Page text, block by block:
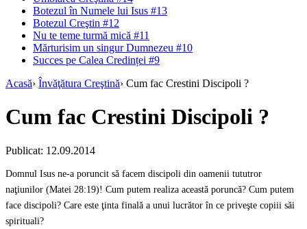
Botezul în Numele lui Isus #13
Botezul Creştin #12
Nu te teme turmă mică #11
Mărturisim un singur Dumnezeu #10
Succes pe Calea Credinței #9
Acasă› Învăţătura Creştină› Cum fac Crestini Discipoli ?
Cum fac Crestini Discipoli ?
Publicat: 12.09.2014
Domnul Isus ne-a poruncit să facem discipoli din oamenii tututror
naţiunilor (Matei 28:19)! Cum putem realiza această poruncă? Cum putem
face discipoli? Care este ţinta finală a unui lucrător în ce priveşte copiii săi
spirituali?